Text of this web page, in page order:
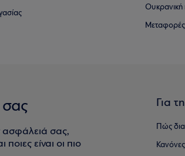
Ουκρανική
Μεταφορές
ασφάλειά σας,
είναι οι πιο
Για
Πώς